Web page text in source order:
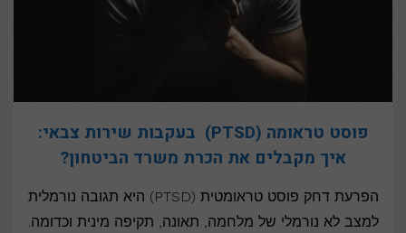
פוסט טראומה (PTSD) בעקבות שירות צבאי:
איך מקבלים את הכרת משרד הביטחון?
הפרעת דחק פוסט טראומטית (PTSD) היא תגובה נורמלית
למצב לא נורמלי של מלחמה, תאונה, תקיפה מינית וכדומה.